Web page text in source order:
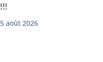
!!!
5 août 2026